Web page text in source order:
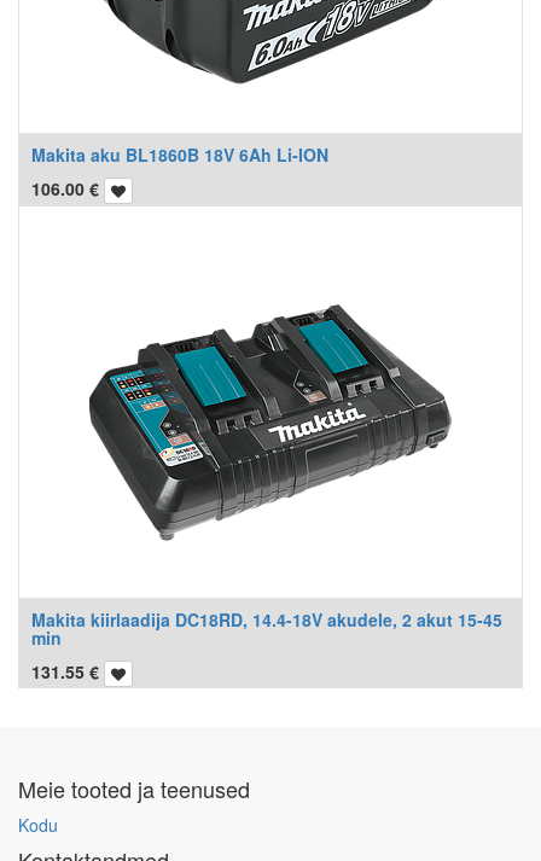
Makita aku BL1860B 18V 6Ah Li-ION
106.00 €
Makita kiirlaadija DC18RD, 14.4-18V akudele, 2 akut 15-45
min
131.55 €
Meie tooted ja teenused
Kodu